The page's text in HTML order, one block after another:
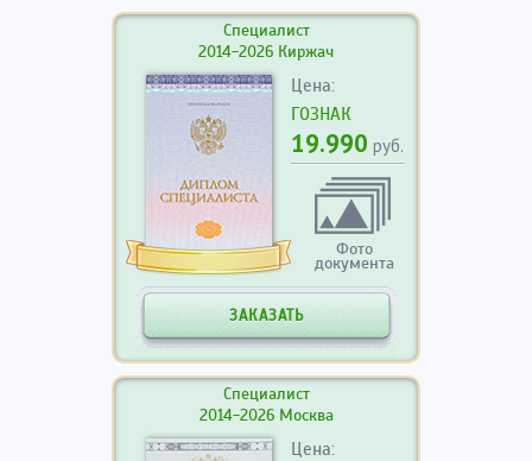
Специалист
2014-2026 Киржач
Цена:
ГОЗНАК
19.990 руб.
Фото
документа
ЗАКАЗАТЬ
Специалист
2014-2026 Москва
Цена: